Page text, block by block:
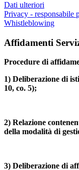
Dati ulteriori
Privacy - responsabile
Whistleblowing
Affidamenti
Procedure di
1) Deliberazione di
10, co. 5);
2) Relazione
della modalità di
3) Deliberazione di